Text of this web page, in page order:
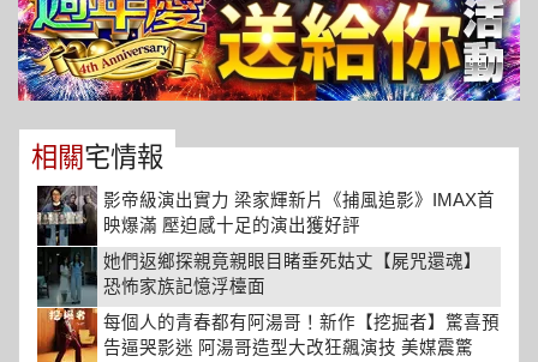
相關宅情報
影帝級演出實力 梁家輝新片《捕風追影》IMAX首
映爆滿 壓迫感十足的演出獲好評
她們返鄉探親竟親眼目睹垂死姑丈【屍咒還魂】
恐怖家族記憶浮檯面
每個人的青春都有阿湯哥！新作【挖掘者】驚喜預
告逼哭影迷 阿湯哥造型大改狂飆演技 美媒震驚